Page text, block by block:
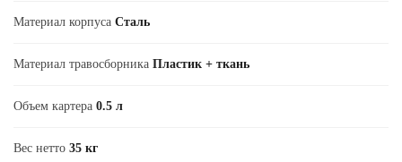
Материал корпуса Сталь
Материал травосборника Пластик + ткань
Объем картера 0.5 л
Вес нетто 35 кг